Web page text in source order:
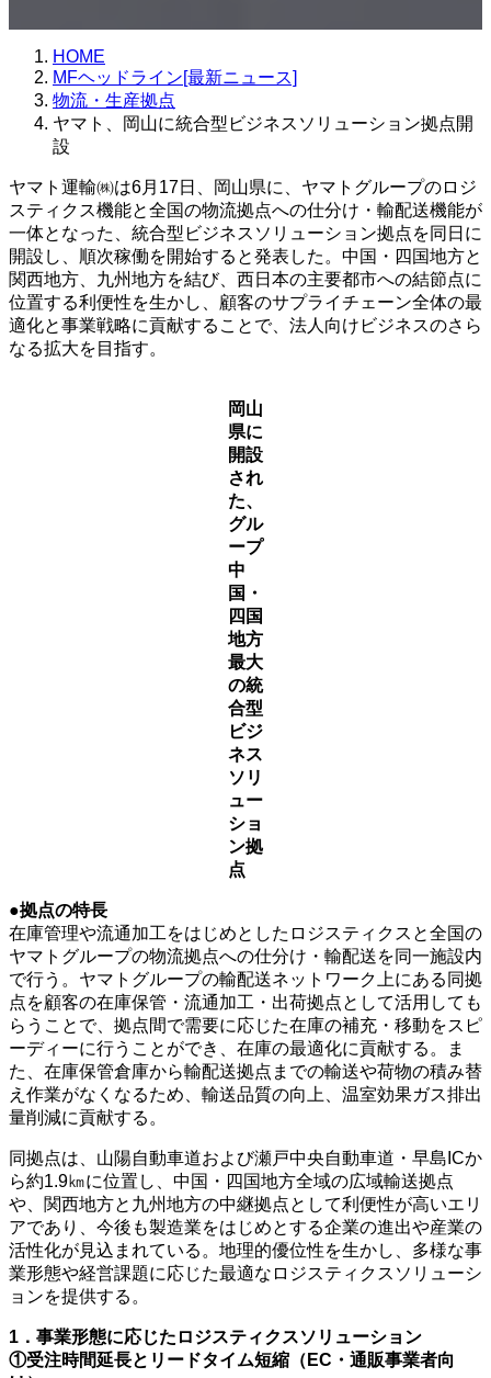
HOME
MFヘッドライン[最新ニュース]
物流・生産拠点
ヤマト、岡山に統合型ビジネスソリューション拠点開
設
ヤマト運輸㈱は6月17日、岡山県に、ヤマトグループのロジ
スティクス機能と全国の物流拠点への仕分け・輸配送機能が
一体となった、統合型ビジネスソリューション拠点を同日に
開設し、順次稼働を開始すると発表した。中国・四国地方と
関西地方、九州地方を結び、西日本の主要都市への結節点に
位置する利便性を生かし、顧客のサプライチェーン全体の最
適化と事業戦略に貢献することで、法人向けビジネスのさら
なる拡大を目指す。
岡山
県に
開設
され
た、
グル
ープ
中
国・
四国
地方
最大
の統
合型
ビジ
ネス
ソリ
ュー
ショ
ン拠
点
●拠点の特長
在庫管理や流通加工をはじめとしたロジスティクスと全国の
ヤマトグループの物流拠点への仕分け・輸配送を同一施設内
で行う。ヤマトグループの輸配送ネットワーク上にある同拠
点を顧客の在庫保管・流通加工・出荷拠点として活用しても
らうことで、拠点間で需要に応じた在庫の補充・移動をスピ
ーディーに行うことができ、在庫の最適化に貢献する。ま
た、在庫保管倉庫から輸配送拠点までの輸送や荷物の積み替
え作業がなくなるため、輸送品質の向上、温室効果ガス排出
量削減に貢献する。
同拠点は、山陽自動車道および瀬戸中央自動車道・早島ICか
ら約1.9㎞に位置し、中国・四国地方全域の広域輸送拠点
や、関西地方と九州地方の中継拠点として利便性が高いエリ
アであり、今後も製造業をはじめとする企業の進出や産業の
活性化が見込まれている。地理的優位性を生かし、多様な事
業形態や経営課題に応じた最適なロジスティクスソリューシ
ョンを提供する。
1．事業形態に応じたロジスティクスソリューション
①受注時間延長とリードタイム短縮（EC・通販事業者向